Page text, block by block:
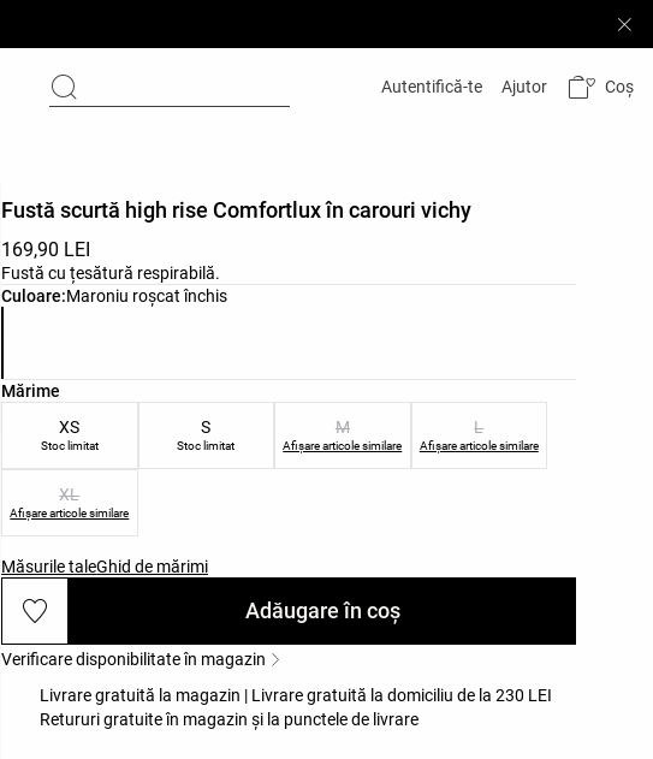
Autentifică-te Ajutor Coș
Culoare:Maroniu roșcat închis
Lista de culori ale produsului
Fustă scurtă high rise Comfortlux în carouri vichy
169,90 LEI
Fustă cu țesătură respirabilă.
Mărime
Lista de mărimi ale produsului
XS
Stoc limitat
S
Stoc limitat
M
Afișare articole similare
L
Afișare articole similare
XL
Afișare articole similare
Măsurile taleGhid de mărimi
Adăugare în coș
Verificare disponibilitate în magazin
Livrare gratuită la magazin | Livrare gratuită la domiciliu de la 230 LEI
Retururi gratuite în magazin și la punctele de livrare